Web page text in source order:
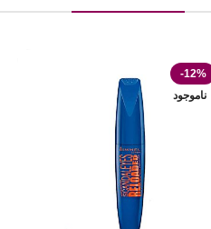
-12%
ناموجود